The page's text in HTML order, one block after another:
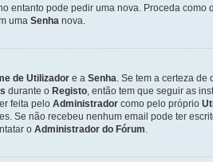
entanto pode pedir uma nova. Proceda como
uma Senha nova.
de Utilizador e a Senha. Se tem a certeza de
durante o Registo, então tem que seguir as
feita pelo Administrador como pelo próprio
Se não recebeu nenhum email pode ter
o Administrador do Fórum.